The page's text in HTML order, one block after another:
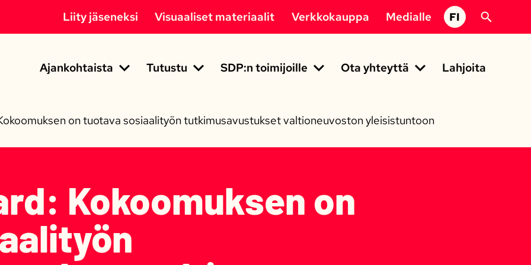
Ajankohtaista
Tutustu SDP:n toimijoille Ota yhteyttä Lahjoita
Liity jäseneksi Visuaaliset materiaalit Verkkokauppa Medialle FI
on tuotava sosiaalityön tutkimusavustukset valtioneuvoston yleisistuntoon
Kokoomuksen on